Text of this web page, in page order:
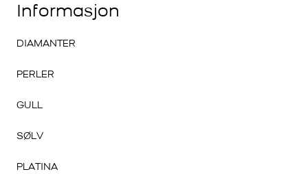
Informasjon
DIAMANTER
PERLER
GULL
SØLV
PLATINA